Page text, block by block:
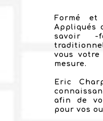
Formé et
Appliqués
savoir -
vous
mesure.
Eric
afin de
pour vos